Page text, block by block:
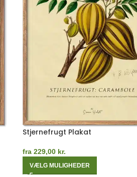
Stjernefrugt Plakat
fra 229,00 kr.
VÆLG MULIGHEDER